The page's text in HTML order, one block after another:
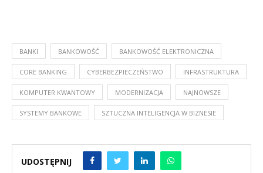
BANKI BANKOWOŚĆ BANKOWOŚĆ ELEKTRONICZNA
CORE BANKING CYBERBEZPIECZEŃSTWO INFRASTRUKTURA
KOMPUTER KWANTOWY MODERNIZACJA NAJNOWSZE
SYSTEMY BANKOWE SZTUCZNA INTELIGENCJA W BIZNESIE
UDOSTĘPNIJ